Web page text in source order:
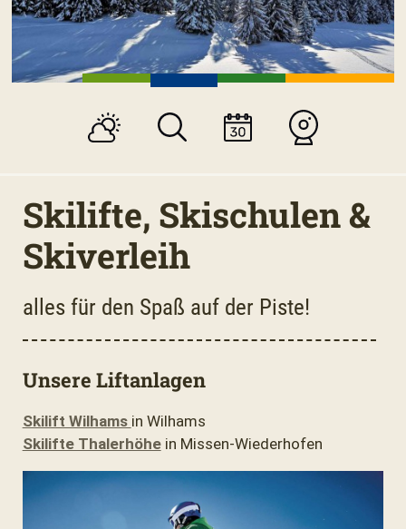
Skilifte, Skischulen &
Skiverleih
alles für den Spaß auf der Piste!
Unsere Liftanlagen
Skilift Wilhams in Wilhams
Skilifte Thalerhöhein Missen-Wiederhofen